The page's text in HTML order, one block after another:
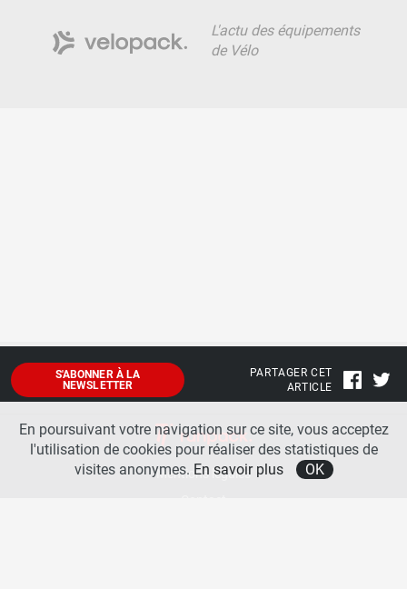
L'actu des équipements
de Vélo
S'ABONNER À LA
NEWSLETTER
PARTAGER CET
ARTICLE
Mentions légales
En poursuivant votre navigation sur ce site, vous acceptez
l'utilisation de cookies pour réaliser des statistiques de
visites anonymes. En savoir plus OK